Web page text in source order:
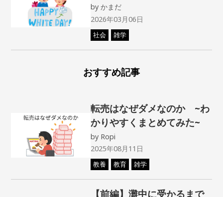
byかまだ
2026年03月06日
社会 雑学
おすすめ記事
転売はなぜダメなのか ~わ
かりやすくまとめてみた~
by Ropi
2025年08月11日
教養 教育 雑学
【前編】灘中に受かるまで